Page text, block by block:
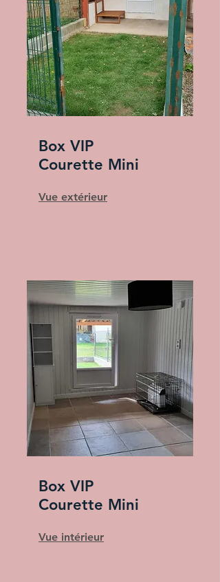
Box VIP
Courette Mini
Vue extérieur
Box VIP
Courette Mini
Vue intérieur